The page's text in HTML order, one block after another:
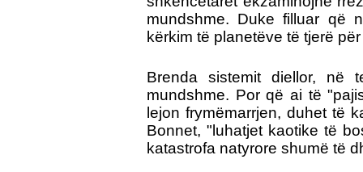
mundshme. Duke filluar që
kërkim të planetëve të tjerë
Brenda sistemit diellor,
mundshme. Por që ai të
lejon frymëmarrjen, duhet të
Bonnet, "luhatjet kaotike të
katastrofa natyrore shumë të